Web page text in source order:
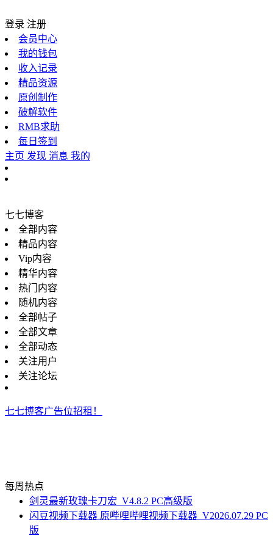
登录 注册
会员中心
我的钱包
收入记录
精品资源
原创制作
破解软件
RMB求助
每日签到
主页 发现 消息 我的
七七博客
全部内容
精品内容
Vip内容
精华内容
热门内容
随机内容
全部帖子
全部文章
全部动态
关注用户
关注论坛
七七博客广告位招租！
每周热点
剑灵最新玫瑰卡刀宏_V4.8.2 PC高级版
闪豆视频下载器 原哔哩哔哩视频下载器_V2026.07.29 PC
版